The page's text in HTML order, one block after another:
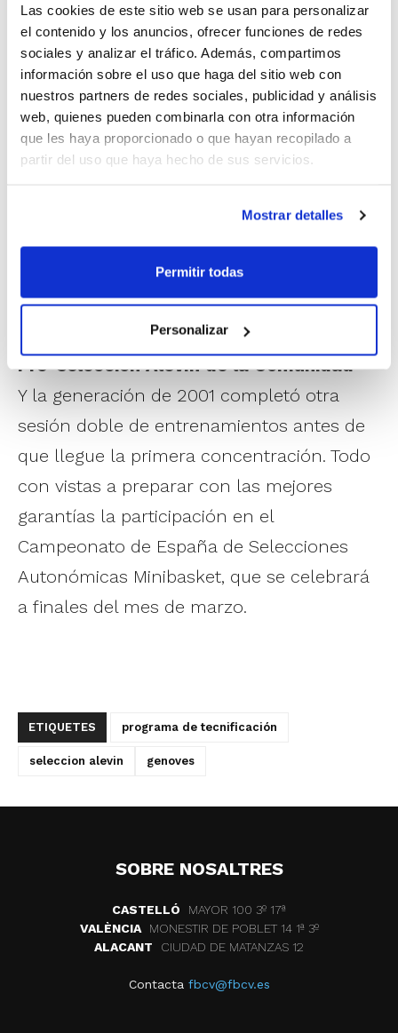
Las cookies de este sitio web se usan para personalizar
el contenido y los anuncios, ofrecer funciones de redes
sociales y analizar el tráfico. Además, compartimos
información sobre el uso que haga del sitio web con
nuestros partners de redes sociales, publicidad y análisis
web, quienes pueden combinarla con otra información
que les haya proporcionado o que hayan recopilado a
partir del uso que haya hecho de sus servicios.
Mostrar detalles
Permitir todas
Personalizar
como jugadores/as.
Generación de 2002
Los alevines de primer año también
tuvieron nueva sesión de entrenamiento
en los ocho grupos de trabajo repartidos
por la Comunidad: Alicante, Ondara,
grupo), Sagunto y Burriana. Accede a
una Galería de fotos con imágenes del
entrenamieto de la generación de 2002 en
Burriana.
Pre-selección Alevín de la Comunidad
Y la generación de 2001 completó otra
sesión doble de entrenamientos antes de
que llegue la primera concentración. Todo
con vistas a preparar con las mejores
garantías la participación en el
Campeonato de España de Selecciones
Autonómicas Minibasket, que se celebrará
a finales del mes de marzo.
ETIQUETES programa de tecnificación
seleccion alevin genoves
SOBRE NOSALTRES
CASTELLÓ
MAYOR 100 3º 17ª
VALÈNCIA
MONESTIR DE POBLET 14 1ª 3º
ALACANT
CIUDAD DE MATANZAS 12
Contacta fbcv@fbcv.es